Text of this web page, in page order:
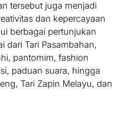
tersebut juga menjadi
dan kepercayaan
berbagai pertunjukan
dari Tari Pasambahan,
pantomim, fashion
paduan suara, hingga
Tari Zapin Melayu, dan